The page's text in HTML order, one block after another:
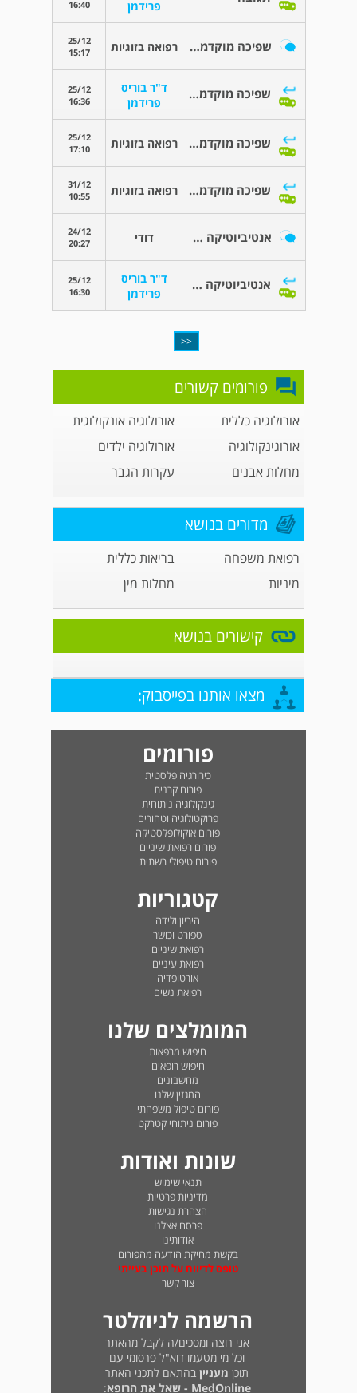
פרידמן
16:40
שפיכה מוקדמת בפין רפואה בזוגיות
25/12
15:17
שפיכה מוקדמת בפין
ד"ר בוריס
פרידמן
25/12
16:36
שפיכה מוקדמת בפין רפואה בזוגיות
25/12
17:10
שפיכה מוקדמת בפין רפואה בזוגיות
31/12
10:55
אנטיביוטיקה לבדיקת ציסטואורתרוגרפיה דודי
24/12
20:27
אנטיביוטיקה לבדיקת ציסטואורתרוגרפיה
ד"ר בוריס
פרידמן
25/12
16:30
<<
פורומים קשורים
אורולוגיה כללית
אורולוגיה אונקולוגית
אורוגינקולוגיה
אורולוגיה ילדים
מחלות אבנים
עקרות הגבר
מדורים בנושא
רפואת משפחה
בריאות כללית
מיניות
מחלות מין
קישורים בנושא
מצאו אותנו בפייסבוק:
פורומים
כירורגיה פלסטית
פורום קרנית
גינקולוגיה ניתוחית
פרוקטולוגיה וטחורים
פורום אוקולופלסטיקה
פורום רפואת שיניים
פורום טיפולי רשתית
קטגוריות
היריון ולידה
ספורט וכושר
רפואת שיניים
רפואת עיניים
אורטופדיה
רפואת נשים
המומלצים שלנו
חיפוש מרפאות
חיפוש רופאים
מחשבונים
המגזין שלנו
פורום טיפול משפחתי
פורום ניתוחי קטרקט
שונות ואודות
תנאי שימוש
מדיניות פרטיות
הצהרת נגישות
פרסם אצלנו
אודותינו
בקשת מחיקת הודעה מהפורום
טופס לדיווח על תוכן בעייתי
צור קשר
הרשמה לניוזלטר
אני רוצה ומסכים/ה לקבל מהאתר
וכל מי מטעמו דוא"ל פרסומי עם
תוכן מעניין בהתאם לתכני האתר
MedOnline - שאל את הרופא
: